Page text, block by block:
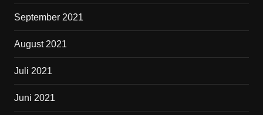
September 2021
August 2021
Juli 2021
Juni 2021